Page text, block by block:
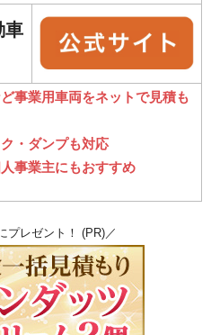
車
事業用車両をネットで見積も
・ダンプも対応
事業主にもおすすめ
プレゼント！ (PR)／